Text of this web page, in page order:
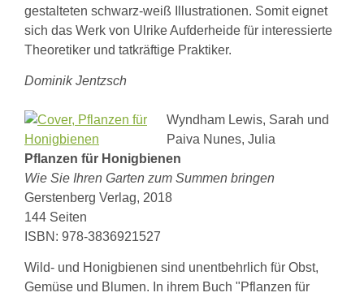
gestalteten schwarz-weiß Illustrationen. Somit eignet
sich das Werk von Ulrike Aufderheide für interessierte
Theoretiker und tatkräftige Praktiker.
Dominik Jentzsch
Wyndham Lewis, Sarah und
Paiva Nunes, Julia
Pflanzen für Honigbienen
Wie Sie Ihren Garten zum Summen bringen
Gerstenberg Verlag, 2018
144 Seiten
ISBN: 978-3836921527
Wild- und Honigbienen sind unentbehrlich für Obst,
Gemüse und Blumen. In ihrem Buch "Pflanzen für